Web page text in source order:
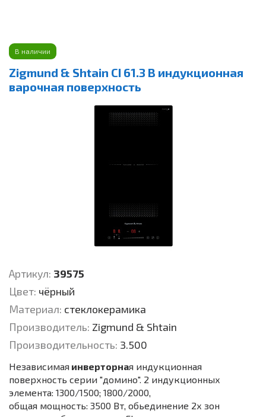
В наличии
Zigmund & Shtain CI 61.3 B индукционная
варочная поверхность
Артикул: 39575
Цвет: чёрный
Материал: стеклокерамика
Производитель: Zigmund & Shtain
Производительность: 3.500
Независимая инверторная индукционная
поверхность серии "домино". 2 индукционных
элемента: 1300/1500; 1800/2000,
общая мощность: 3500 Вт, обьединение 2х зон